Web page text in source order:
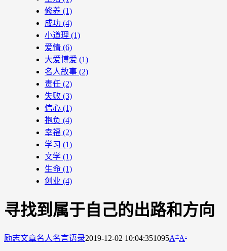
修养 (1)
成功 (4)
小道理 (1)
爱情 (6)
大爱博爱 (1)
名人故事 (2)
责任 (2)
失败 (3)
信心 (1)
抱负 (4)
幸福 (2)
学习 (1)
文学 (1)
生命 (1)
创业 (4)
寻找到属于自己的出路和方向
励志文章名人名言语录2019-12-02 10:04:351095A+A-